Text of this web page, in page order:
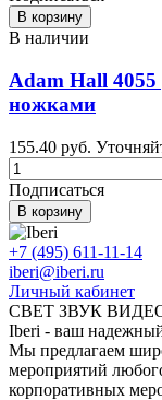
В корзину
В наличии
Adam Hall
ножками
155.40 руб.
Подписаться
В корзину
+7 (495) 611-11-14
iberi@iberi.ru
Личный кабинет
СВЕТ ЗВУК
Iberi - ваш надежный
Мы предлагаем
мероприятий
корпоративных